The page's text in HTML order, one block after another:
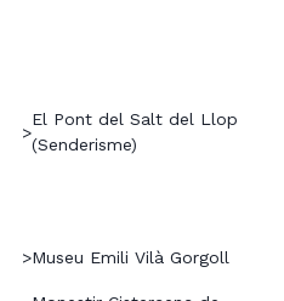
>
El Pont del Salt del Llop
(Senderisme)
>Museu Emili Vilà Gorgoll